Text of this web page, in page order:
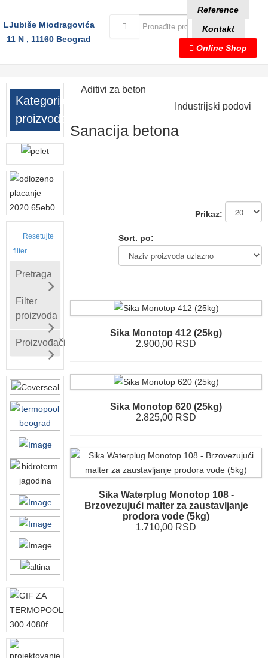
LJubiše Miodragovića
11 N , 11160 Beograd
Reference
Kontakt
Online Shop
Kategorije
proizvoda
Resetujte
filter
Pretraga
Filter
proizvoda
Proizvođači
Aditivi za beton
Industrijski podovi
Sanacija betona
Prikaz:
Sort. po:
Sika Monotop 412 (25kg)
2.900,00 RSD
Sika Monotop 620 (25kg)
2.825,00 RSD
Sika Waterplug Monotop 108 -
Brzovezujući malter za zaustavljanje
prodora vode (5kg)
1.710,00 RSD